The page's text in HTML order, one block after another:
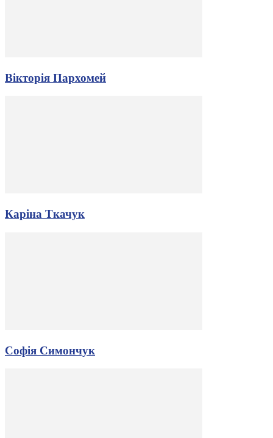
Вікторія Пархомей
Каріна Ткачук
Софія Симончук